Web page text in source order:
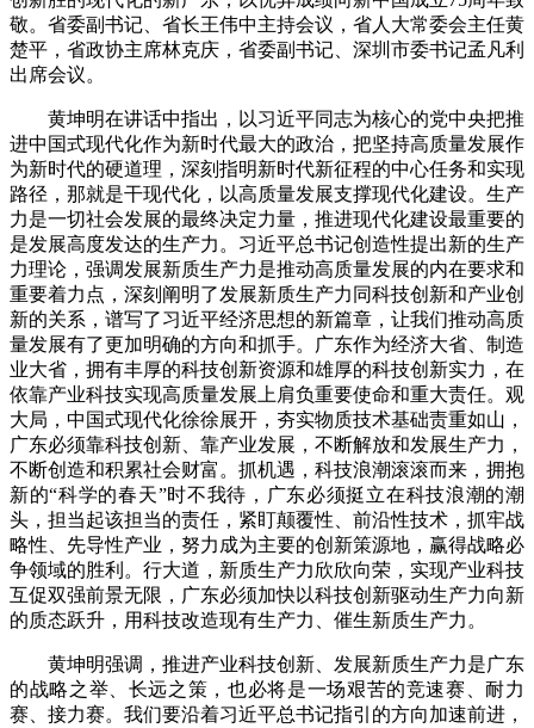
敬。省委副书记、省长王伟中主持会议，省人大常委会主任黄
楚平，省政协主席林克庆，省委副书记、深圳市委书记孟凡利
出席会议。
黄坤明在讲话中指出，以习近平同志为核心的党中央把推
进中国式现代化作为新时代最大的政治，把坚持高质量发展作
为新时代的硬道理，深刻指明新时代新征程的中心任务和实现
路径，那就是干现代化，以高质量发展支撑现代化建设。生产
力是一切社会发展的最终决定力量，推进现代化建设最重要的
是发展高度发达的生产力。习近平总书记创造性提出新的生产
力理论，强调发展新质生产力是推动高质量发展的内在要求和
重要着力点，深刻阐明了发展新质生产力同科技创新和产业创
新的关系，谱写了习近平经济思想的新篇章，让我们推动高质
量发展有了更加明确的方向和抓手。广东作为经济大省、制造
业大省，拥有丰厚的科技创新资源和雄厚的科技创新实力，在
依靠产业科技实现高质量发展上肩负重要使命和重大责任。观
大局，中国式现代化徐徐展开，夯实物质技术基础责重如山，
广东必须靠科技创新、靠产业发展，不断解放和发展生产力，
不断创造和积累社会财富。抓机遇，科技浪潮滚滚而来，拥抱
新的“科学的春天”时不我待，广东必须挺立在科技浪潮的潮
头，担当起该担当的责任，紧盯颠覆性、前沿性技术，抓牢战
略性、先导性产业，努力成为主要的创新策源地，赢得战略必
争领域的胜利。行大道，新质生产力欣欣向荣，实现产业科技
互促双强前景无限，广东必须加快以科技创新驱动生产力向新
的质态跃升，用科技改造现有生产力、催生新质生产力。
黄坤明强调，推进产业科技创新、发展新质生产力是广东
的战略之举、长远之策，也必将是一场艰苦的竞速赛、耐力
赛、接力赛。我们要沿着习近平总书记指引的方向加速前进，